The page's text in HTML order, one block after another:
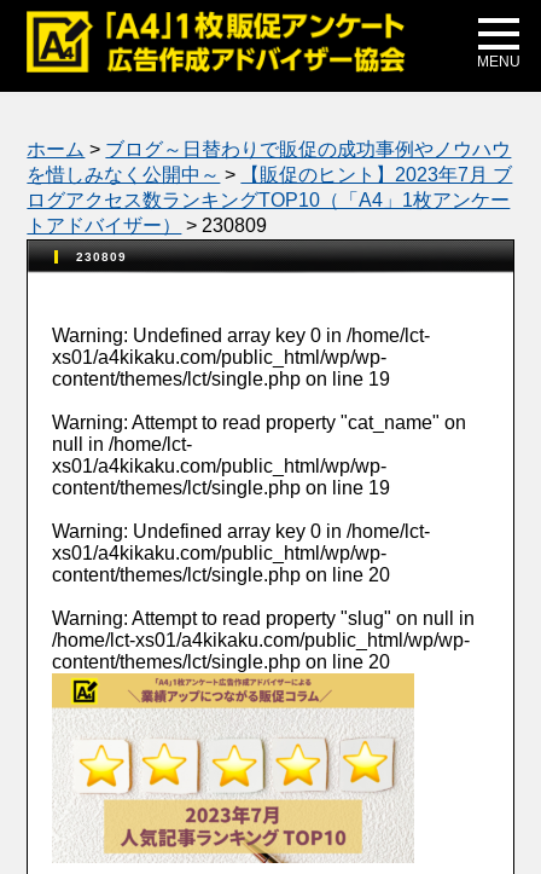
MENU
メディア掲載
公式ブログ
ホーム > ブログ～日替わりで販促の成功事例やノウハウ
を惜しみなく公開中～ >
【販促のヒント】2023年7月 ブ
ログアクセス数ランキングTOP10（「A4」1枚アンケー
トアドバイザー）
> 230809
230809
Warning: Undefined array key 0 in/home/lct-
xs01/a4kikaku.com/public_html/wp/wp-
content/themes/lct/single.php on line 19
Warning: Attempt to read property "cat_name" on
null in/home/lct-
xs01/a4kikaku.com/public_html/wp/wp-
content/themes/lct/single.php on line 19
Warning: Undefined array key 0 in/home/lct-
xs01/a4kikaku.com/public_html/wp/wp-
content/themes/lct/single.php on line 20
Warning: Attempt to read property "slug" on null in
/home/lct-xs01/a4kikaku.com/public_html/wp/wp-
content/themes/lct/single.php on line 20